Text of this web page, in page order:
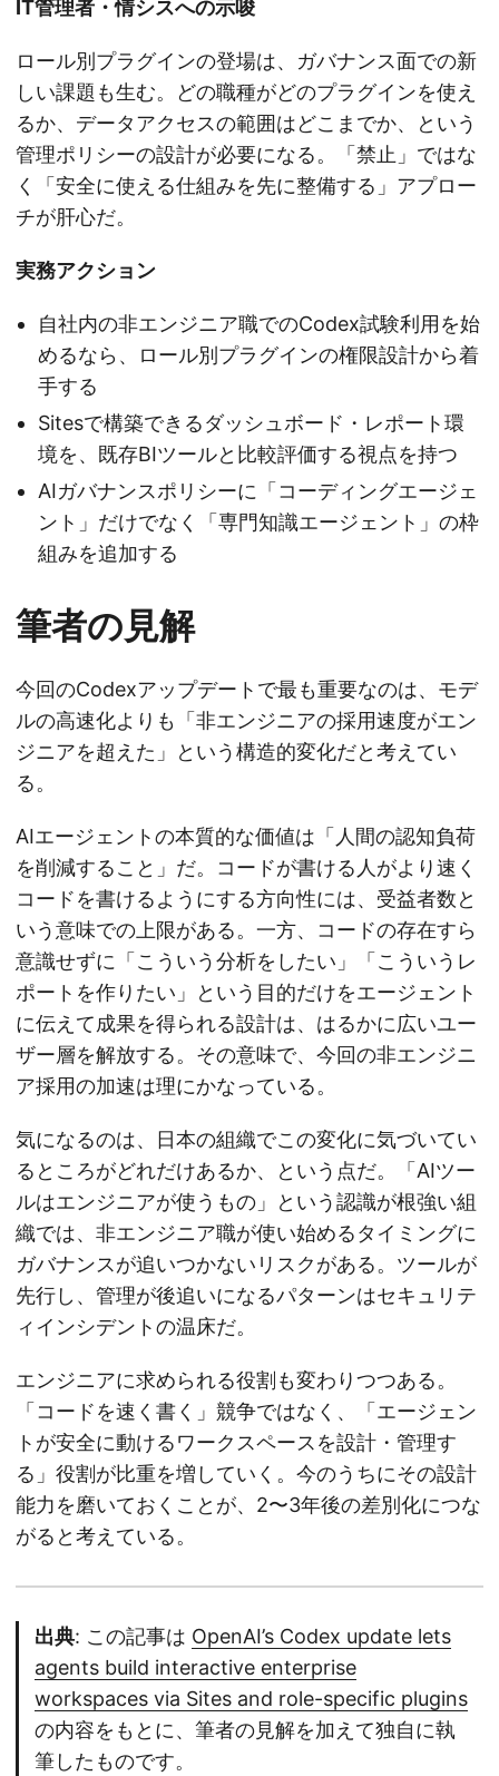
IT管理者・情シスへの示唆
ロール別プラグインの登場は、ガバナンス面での新
しい課題も生む。どの職種がどのプラグインを使え
るか、データアクセスの範囲はどこまでか、という
管理ポリシーの設計が必要になる。「禁止」ではな
く「安全に使える仕組みを先に整備する」アプロー
チが肝心だ。
実務アクション
自社内の非エンジニア職でのCodex試験利用を始
めるなら、ロール別プラグインの権限設計から着
手する
Sitesで構築できるダッシュボード・レポート環
境を、既存BIツールと比較評価する視点を持つ
AIガバナンスポリシーに「コーディングエージェ
ント」だけでなく「専門知識エージェント」の枠
組みを追加する
筆者の見解
今回のCodexアップデートで最も重要なのは、モデ
ルの高速化よりも「非エンジニアの採用速度がエン
ジニアを超えた」という構造的変化だと考えてい
る。
AIエージェントの本質的な価値は「人間の認知負荷
を削減すること」だ。コードが書ける人がより速く
コードを書けるようにする方向性には、受益者数と
いう意味での上限がある。一方、コードの存在すら
意識せずに「こういう分析をしたい」「こういうレ
ポートを作りたい」という目的だけをエージェント
に伝えて成果を得られる設計は、はるかに広いユー
ザー層を解放する。その意味で、今回の非エンジニ
ア採用の加速は理にかなっている。
気になるのは、日本の組織でこの変化に気づいてい
るところがどれだけあるか、という点だ。「AIツー
ルはエンジニアが使うもの」という認識が根強い組
織では、非エンジニア職が使い始めるタイミングに
ガバナンスが追いつかないリスクがある。ツールが
先行し、管理が後追いになるパターンはセキュリテ
ィインシデントの温床だ。
エンジニアに求められる役割も変わりつつある。
「コードを速く書く」競争ではなく、「エージェン
トが安全に動けるワークスペースを設計・管理す
る」役割が比重を増していく。今のうちにその設計
能力を磨いておくことが、2〜3年後の差別化につな
がると考えている。
出典: この記事は OpenAI’s Codex update lets
agents build interactive enterprise
workspaces via Sites and role-specific plugins
の内容をもとに、筆者の見解を加えて独自に執
筆したものです。